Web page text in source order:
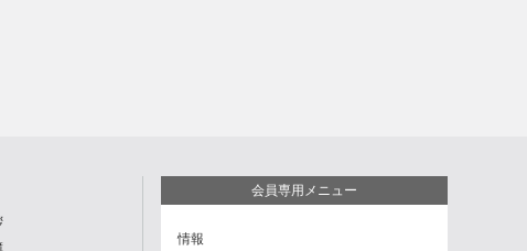
会員専用メニュー
情報